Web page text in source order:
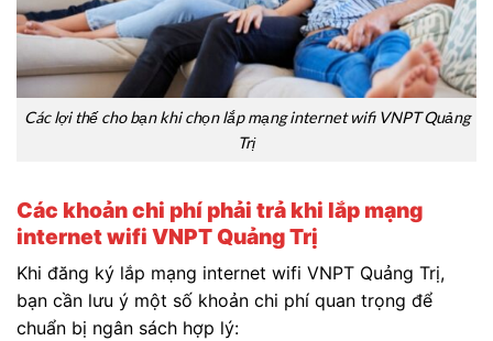
Các lợi thế cho bạn khi chọn lắp mạng internet wifi VNPT Quảng
Trị
Các khoản chi phí phải trả khi lắp mạng
internet wifi VNPT Quảng Trị
Khi đăng ký lắp mạng internet wifi VNPT Quảng Trị,
bạn cần lưu ý một số khoản chi phí quan trọng để
chuẩn bị ngân sách hợp lý: